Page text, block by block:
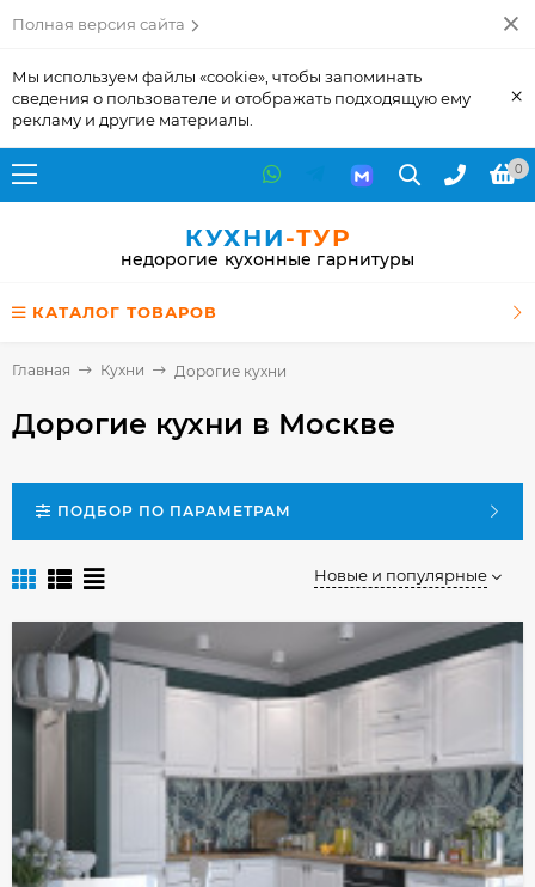
Полная версия сайта
Мы используем файлы «cookie», чтобы запоминать
сведения о пользователе и отображать подходящую ему
рекламу и другие материалы.
×
0
КУХНИ-ТУР
недорогие кухонные гарнитуры
КАТАЛОГ ТОВАРОВ
Главная Кухни Дорогие кухни
Дорогие кухни в Москве
ПОДБОР ПО ПАРАМЕТРАМ
Новые и популярные